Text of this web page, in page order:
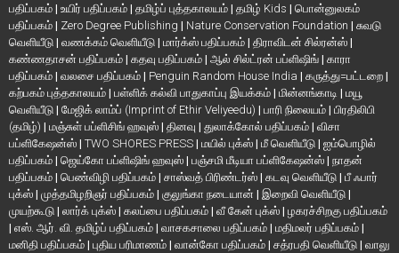
பதிப்பகம் | உயிர் பதிப்பகம் | தமிழ்ப் புத்தகாலயம் | தமிழ் Kids | பொன்னுலகம்
பதிப்பகம் | Zero Degree Publishing | Nature Conservation Foundation | சுவடு
வெளியீடு | வணக்கம் வெளியீடு | மார்க்ஸ் பதிப்பகம் | திராவிடன் சில்ரன்ஸ் |
கண்ணதாசன் பதிப்பகம் | கதவு பதிப்பகம் | ஆல் சில்ட்ரன் பப்ளிஷிங் | காரா
பதிப்பகம் | வலசை பதிப்பகம் | Penguin Random House India | கருத்து=பட்டறை |
கற்பகம் புத்தகாலயம் | பள்ளிக் கல்வி பாதுகாப்பு இயக்கம் | மின்னங்காடி | மயூ
வெளியீடு | மேஜிக் லாம்ப் (Imprint of Ethir Veliyeedu) | பாரி நிலையம் | பிரதிலிபி
(தமிழ்) | மஞ்சுள் பப்ளிசிங் ஹவுஸ் | தினவு | துலாக்கோல் பதிப்பகம் | விசா
பப்ளிகேஷன்ஸ் | TWO SHORES PRESS | மயில் புக்ஸ் | மீ வெளியீடு | ஐம்பொழில்
பதிப்பகம் | ஜெய்கோ பப்ளிஷிங் ஹவுஸ் | பஞ்சமி மீடியா பப்ளிகேஷன்ஸ் | நாதன்
பதிப்பகம் | பெண்விழி பதிப்பகம் | சாஸ்வத் பிரிண்டர்ஸ் | கடவு வெளியீடு | பீ ஃபார்
புக்ஸ் | முத்தமிழறிஞர் பதிப்பகம் | குலுங்கா நடையான் | இறைவி வெளியீடு |
முயற்கூடு | லார்க் புக்ஸ் | கலப்பை பதிப்பகம் | வீ கேன் புக்ஸ் | ழகரச்சிறகு பதிப்பகம்
| எஸ். ஆர். வி. தமிழ்ப் பதிப்பகம் | வாசகசாலை பதிப்பகம் | மதிமலர் பதிப்பகம் |
மனிதி பதிப்பகம் | புதிய பரிமாணம் | வான்கோ பதிப்பகம் | சத்ரபதி வெளியீடு | வாலு